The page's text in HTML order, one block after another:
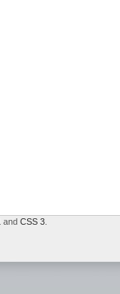
and CSS 3